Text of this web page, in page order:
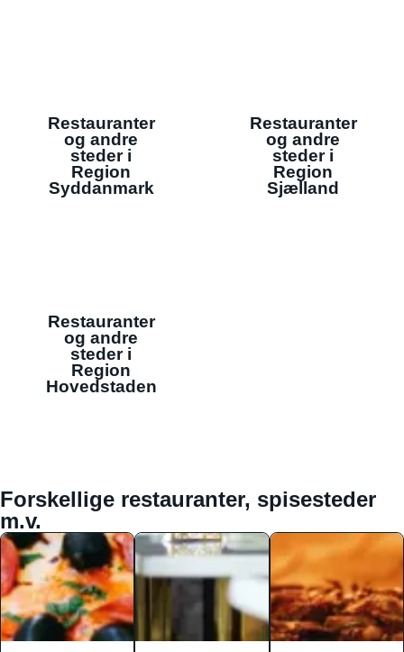
Restauranter
og andre
steder i
Region
Syddanmark
Restauranter
og andre
steder i
Region
Sjælland
Restauranter
og andre
steder i
Region
Hovedstaden
Forskellige restauranter, spisesteder
m.v.